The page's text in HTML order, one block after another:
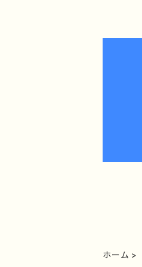
ホーム